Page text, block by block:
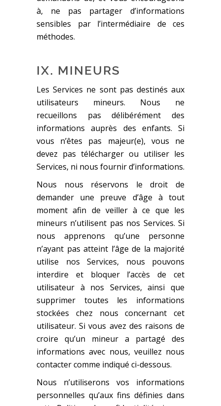
à, ne pas partager d’informations
sensibles par l’intermédiaire de ces
méthodes.
IX. MINEURS
Les Services ne sont pas destinés aux
utilisateurs mineurs. Nous ne
recueillons pas délibérément des
informations auprès des enfants. Si
vous n’êtes pas majeur(e), vous ne
devez pas télécharger ou utiliser les
Services, ni nous fournir d’informations.
Nous nous réservons le droit de
demander une preuve d’âge à tout
moment afin de veiller à ce que les
mineurs n’utilisent pas nos Services. Si
nous apprenons qu’une personne
n’ayant pas atteint l’âge de la majorité
utilise nos Services, nous pouvons
interdire et bloquer l’accès de cet
utilisateur à nos Services, ainsi que
supprimer toutes les informations
stockées chez nous concernant cet
utilisateur. Si vous avez des raisons de
croire qu’un mineur a partagé des
informations avec nous, veuillez nous
contacter comme indiqué ci-dessous.
Nous n’utiliserons vos informations
personnelles qu’aux fins définies dans